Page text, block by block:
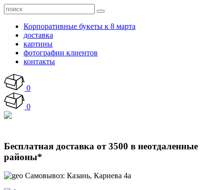
Корпоративные букеты к 8 марта
доставка
картины
фотографии клиентов
контакты
0
0
Бесплатная доставка от 3500 в неотдаленные
районы*
Самовывоз: Казань, Кариева 4а